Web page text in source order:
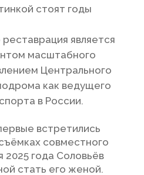
стоят годы
является
масштабного
Центрального
как ведущего
в России.
встретились
совместного
2025 года Соловьёв
стать его женой.